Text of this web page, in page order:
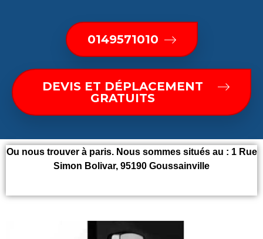
0149571010
DEVIS ET DÉPLACEMENT
GRATUITS
Ou nous trouver à paris. Nous sommes situés au : 1 Rue
Simon Bolivar, 95190 Goussainville